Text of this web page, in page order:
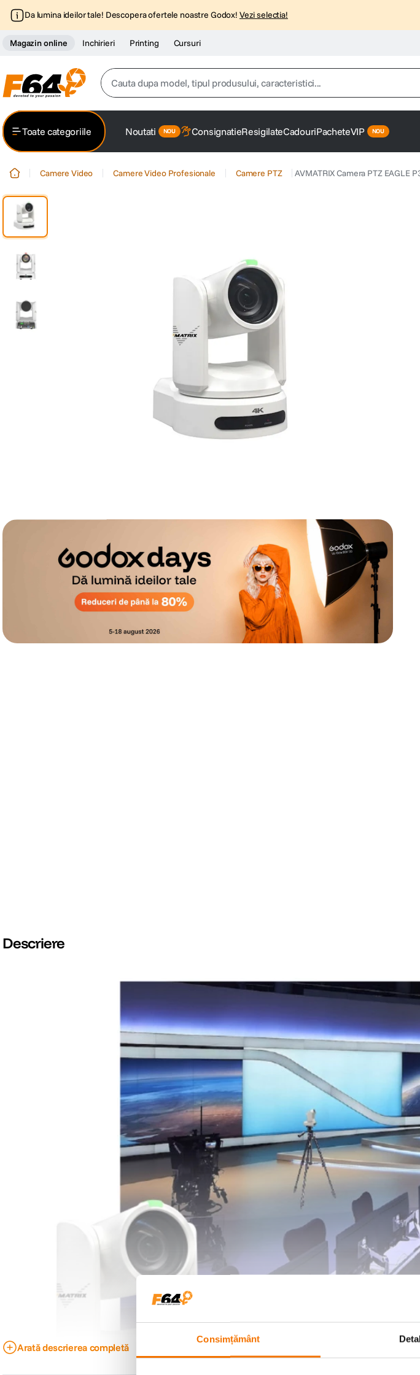
Consimțământ
Da lumina ideilor tale! Descopera ofertele noastre Godox! Vezi selectia!
Magazin online Inchirieri Printing Cursuri
Cauta dupa model, tipul produsului, caracteristici...
2. trepied
card memorie
dji osmo
Toate categoriile Noutati ConsignatieResigilateCadouriPacheteVIP
Camere Video Camere Video Profesionale Camere PTZ AVMATRIX Camera PTZ EAGLE
Descriere
Arată descrierea completă